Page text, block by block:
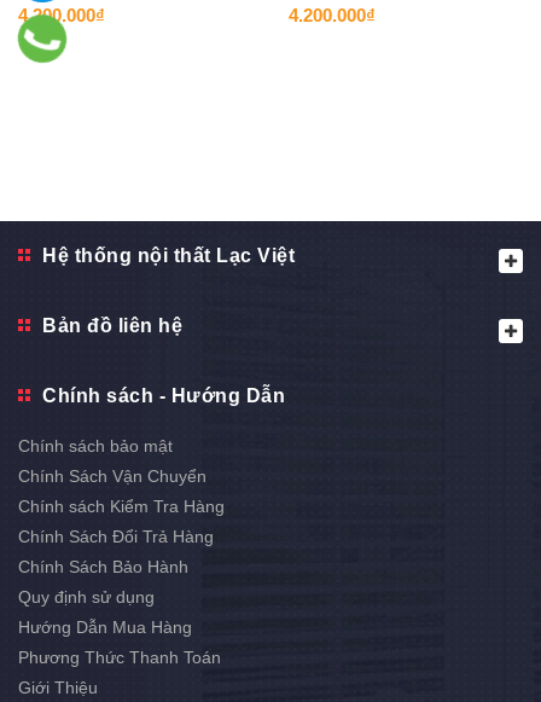
4.200.000₫ 4.200.000₫
Hệ thống nội thất Lạc Việt
Bản đồ liên hệ
Chính sách - Hướng Dẫn
Chính sách bảo mật
Chính Sách Vận Chuyển
Chính sách Kiểm Tra Hàng
Chính Sách Đổi Trả Hàng
Chính Sách Bảo Hành
Quy định sử dụng
Hướng Dẫn Mua Hàng
Phương Thức Thanh Toán
Giới Thiệu